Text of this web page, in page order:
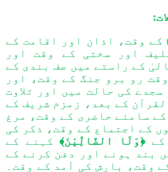
کے وقت، اذان اور اقامت کے
اور سختی کے وقت اور
کے راستے میں صف بندی کے
رو برو جنگ کے وقت، اور
کی حالت میں اور تلاوت
کے بعد، زمزم شریف کے
سامنے حاضری کے وقت، مرغ
کے اجتماع کے وقت، ذکر کی
کے﴿وَلَا الضَّالِّیْنَ﴾کہنے کے
بند ہونے اور دفن کرنے کے
وقت، بارش کی آمد کے وقت۔